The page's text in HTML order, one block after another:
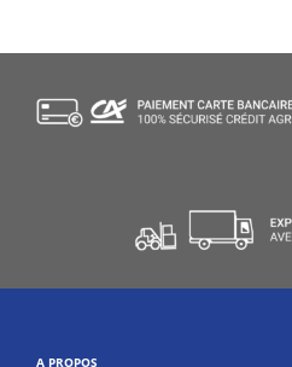
A PROPOS